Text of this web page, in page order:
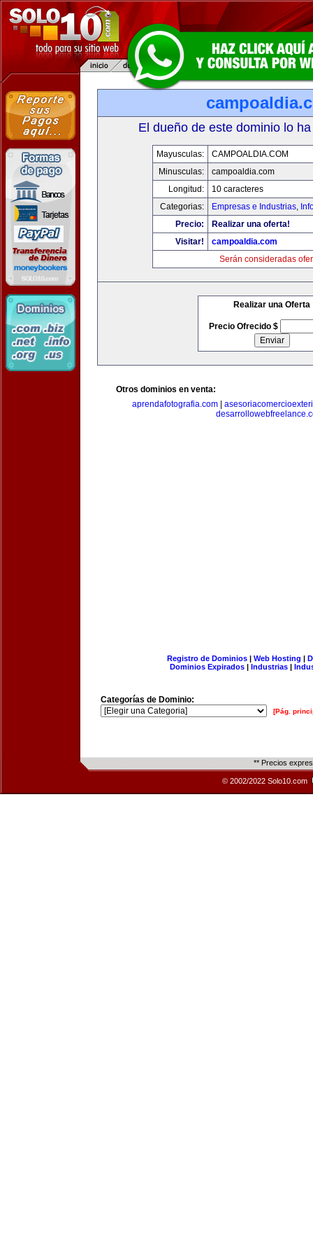
El dueño de este dominio lo
Mayusculas:
CAMPOALDIA.COM
Minusculas:
campoaldia.com
Longitud:
10 caracteres
Categorias:
Empresas e Industrias,
Precio:
Realizar una oferta!
Visitar!
campoaldia.com
Serán consideradas
Realizar una Oferta
Precio Ofrecido $
Otros dominios en venta:
aprendafotografia.com
Registro de Dominios| Web Hosting |
Dominios Expirados | Industrias |
Categorías de Dominio:
[Pág.
** Precios
© 2002/2022 Solo10.com